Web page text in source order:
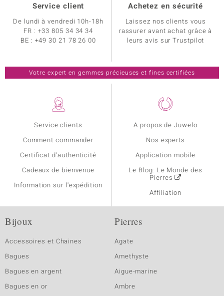
Service clients
Comment commander
Certificat d'authenticité
Cadeaux de bienvenue
Information sur l'expédition
A propos de Juwelo
Nos experts
Application mobile
Le Blog: Le Monde des
Pierres
Affiliation
Service client
De lundi à vendredi 10h-18h
FR : +33 805 34 34 34
BE : +49 30 21 78 26 00
Achetez en sécurité
Laissez nos clients vous
rassurer avant achat grâce à
leurs avis sur Trustpilot
Votre expert en gemmes précieuses et fines certifiées
Bijoux
Accessoires et Chaines
Bagues
Bagues en argent
Bagues en or
Pierres
Agate
Amethyste
Aigue-marine
Ambre